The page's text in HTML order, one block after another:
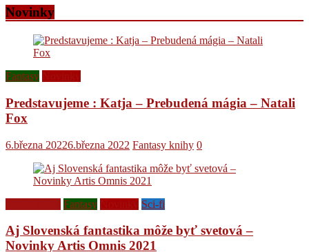
Novinky
Fantasy
Predstavujeme : Katja – Prebudená mágia – Natali
Fox
6.března 20226.března 2022 Fantasy knihy 0
Fantasy Sci-fi
Aj Slovenská fantastika môže byť svetová –
Novinky Artis Omnis 2021